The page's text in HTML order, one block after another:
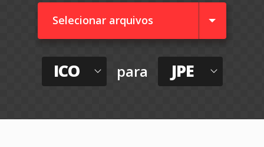
Selecionar arquivos
ICO para JPE